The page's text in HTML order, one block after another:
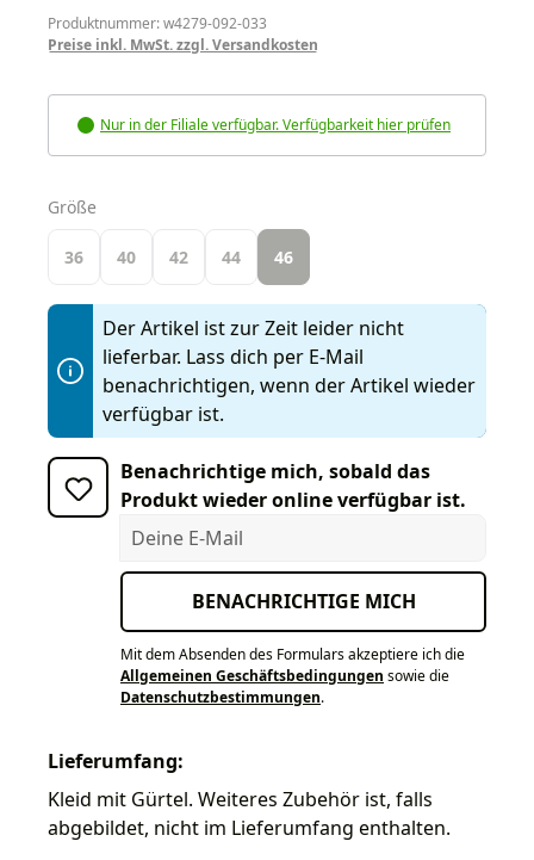
Produktnummer: w4279-092-033
Preise inkl. MwSt. zzgl. Versandkosten
Nur in der Filiale verfügbar. Verfügbarkeit hier prüfen
Größe
36 40 42 44 46
Der Artikel ist zur Zeit leider nicht
lieferbar. Lass dich per E-Mail
benachrichtigen, wenn der Artikel wieder
verfügbar ist.
Benachrichtige mich, sobald das
Produkt wieder online verfügbar ist.
Deine E-Mail
BENACHRICHTIGE MICH
Mit dem Absenden des Formulars akzeptiere ich die
Allgemeinen Geschäftsbedingungen sowie die
Datenschutzbestimmungen.
Lieferumfang:
Kleid mit Gürtel. Weiteres Zubehör ist, falls
abgebildet, nicht im Lieferumfang enthalten.